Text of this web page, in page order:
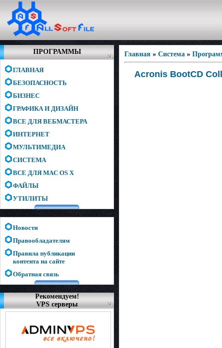
ПРОГРАММЫ
ГЛАВНАЯ
БЕЗОПАСНОСТЬ
БИЗНЕС
ГРАФИКА И ДИЗАЙН
ВСЕ ДЛЯ ВЕБМАСТЕРА
ИНТЕРНЕТ
МУЛЬТИМЕДИА
СИСТЕМА
ВСЕ ДЛЯ MAC OS X
ФАЙЛЫ
УТИЛИТЫ
Новости
Правообладателям
Правила публикации
контента на сайте
Обратная связь
Рекомендуем!
VPS серверы
Главная » Система »
Acronis BootCD